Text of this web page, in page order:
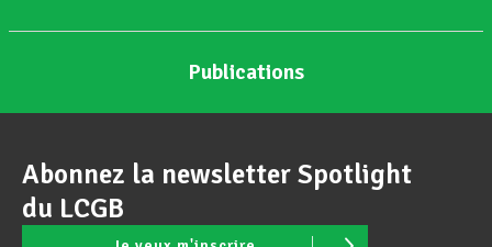
Publications
Abonnez la newsletter Spotlight
du LCGB